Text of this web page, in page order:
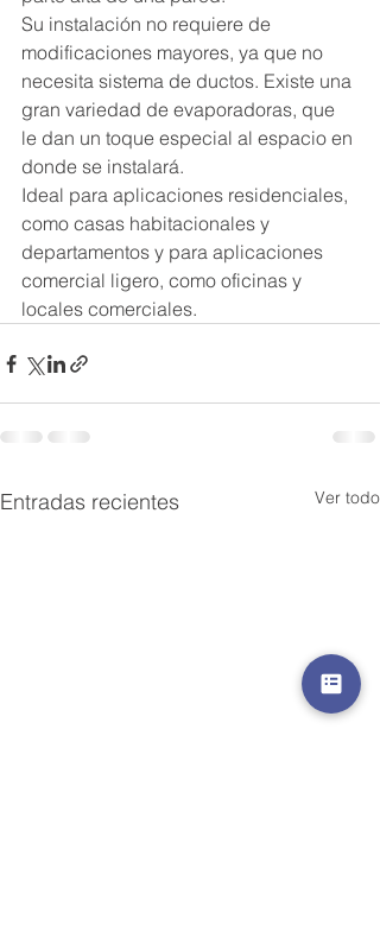
Su instalación no requiere de
modificaciones mayores, ya que no
necesita sistema de ductos. Existe una
gran variedad de evaporadoras, que
le dan un toque especial al espacio en
donde se instalará.
Ideal para aplicaciones residenciales,
como casas habitacionales y
departamentos y para aplicaciones
comercial ligero, como oficinas y
locales comerciales.
Entradas recientes Ver todo